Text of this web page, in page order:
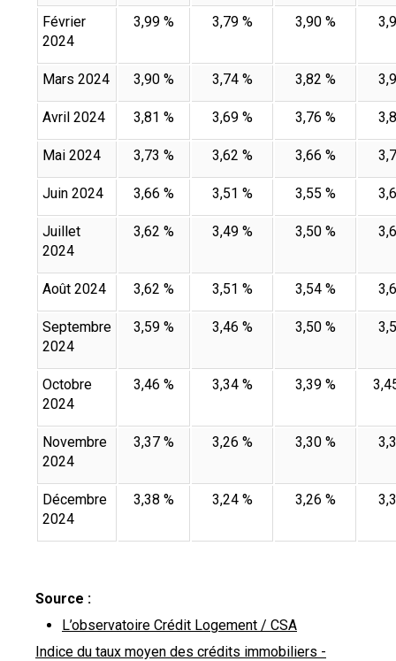
Février
2024
3,99 % 3,79 % 3,90 %
Mars 2024 3,90 % 3,74 % 3,82 %
Avril 2024 3,81 % 3,69 % 3,76 %
Mai 2024 3,73 % 3,62 % 3,66 %
Juin 2024 3,66 % 3,51 % 3,55 %
Juillet
2024
3,62 % 3,49 % 3,50 %
Août 2024 3,62 % 3,51 % 3,54 %
Septembre
2024
3,59 % 3,46 % 3,50 %
Octobre
2024
3,46 % 3,34 % 3,39 %
Novembre
2024
3,37 % 3,26 % 3,30 %
Décembre
2024
3,38 % 3,24 % 3,26 %
Source :
L’observatoire Crédit Logement / CSA
Indice du taux moyen des crédits immobiliers -